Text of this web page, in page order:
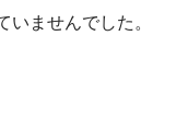
いませんでした。